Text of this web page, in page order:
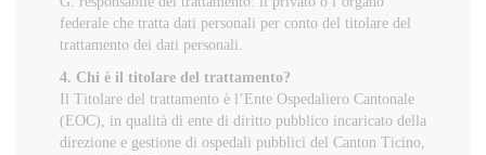
federale che tratta dati personali per conto del titolare del
trattamento dei dati personali.
4. Chi è il titolare del trattamento?
Il Titolare del trattamento è l’Ente Ospedaliero Cantonale
(EOC), in qualità di ente di diritto pubblico incaricato della
direzione e gestione di ospedali pubblici del Canton Ticino,